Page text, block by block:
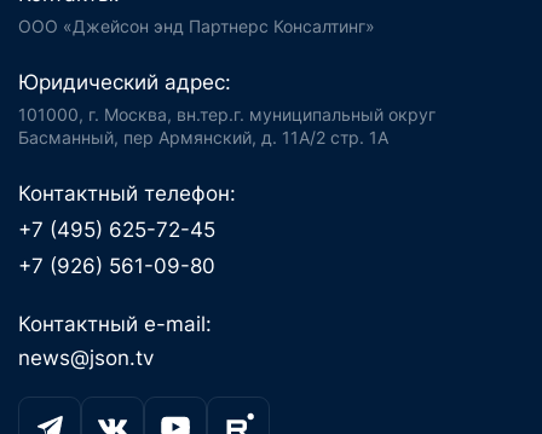
ООО «Джейсон энд Партнерс Консалтинг»
Юридический адрес:
101000, г. Москва, вн.тер.г. муниципальный округ
Басманный, пер Армянский, д. 11А/2 стр. 1А
Контактный телефон:
+7 (495) 625-72-45
+7 (926) 561-09-80
Контактный e-mail:
news@json.tv